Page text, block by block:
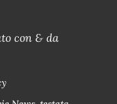
con & da